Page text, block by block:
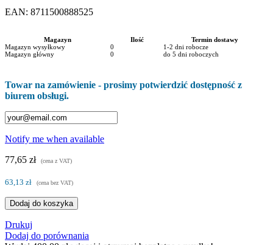
EAN: 8711500888525
Magazyn Ilość
Termin dostawy
Magazyn wysyłkowy
0
1-2 dni robocze
Magazyn główny
0 do 5 dni roboczych
Towar na zamówienie - prosimy potwierdzić dostępność z
biurem obsługi.
Notify me when available
77,65 zł
(cena z VAT)
63,13 zł (cena bez VAT)
Dodaj do koszyka
Drukuj
Dodaj do porównania